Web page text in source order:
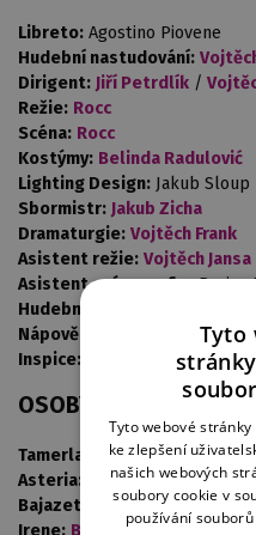
Libreto: Agostino Piovene
Hudební nastudování:
Dirigent: Jiří Petrdlík /
Režie: Rocc
Scéna: Rocc
Kostýmy: Belinda Radulović
Lighting Design: Jakub Sloup
Sbormistr: Jakub Zicha
Dramaturgie: Vojtěch Frank
Asistent režie: Vojtěch Jansa
Asistent scénografie: Borjan
Hudební příprava:
Nápověda:
Viktorie Šimůnková
Inspice:
Petra Kuldová
OSOBY A OBSAZENÍ
Tamerlano:
Vojtěch Pelka
Asteria:
Eva Benett/Pavla
Bajazette:
Josef Kovačič /
Irene: Bree Nichols
Tyto
Tyto webové
ke zlepšení
našich webových
soubory cookie v
používání